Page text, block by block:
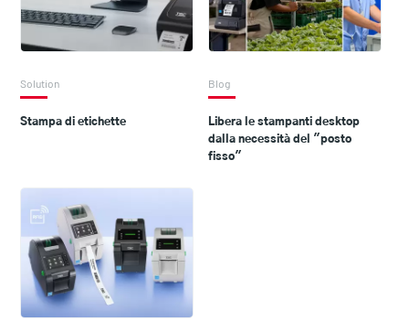
Solution
Stampa di etichette
Blog
Libera le stampanti desktop
dalla necessità del "posto
fisso"